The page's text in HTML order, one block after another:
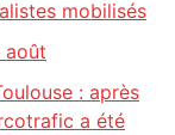
mobilisés
août
: après
a été